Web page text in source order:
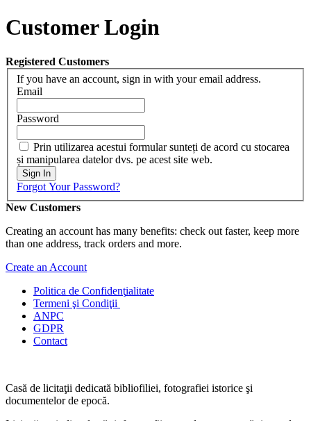
Customer Login
Registered Customers
If you have an account, sign in with your email address.
Email
Password
Prin utilizarea acestui formular sunteți de acord cu stocarea
și manipularea datelor dvs. pe acest site web.
Sign In
Forgot Your Password?
New Customers
Creating an account has many benefits: check out faster, keep more
than one address, track orders and more.
Create an Account
Politica de Confidenţialitate
Termeni şi Condiţii
ANPC
GDPR
Contact
Casă de licitaţii dedicată bibliofiliei, fotografiei istorice şi
documentelor de epocă.